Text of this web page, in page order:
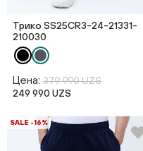
Трико SS25CR3-24-21331-
210030
Цена: 379 990 UZS
249 990 UZS
SALE -16%